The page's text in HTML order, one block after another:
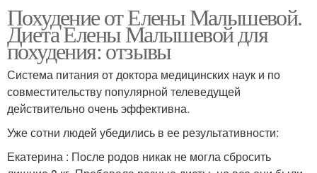
Похудение от Елены Малышевой.
Диета Елены Малышевой для
похудения: отзывы
Система питания от доктора медицинских наук и по
совместительству популярной телеведущей
действительно очень эффективна.
Уже сотни людей убедились в ее результативности:
Екатерина : После родов никак не могла сбросить